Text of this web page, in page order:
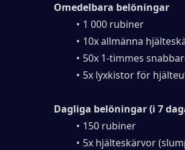
Omedelbara belöningar
1 000 rubiner
10x allmänna
50x 1-timmes
5x lyxkistor för
Dagliga belöningar (i 7
150 rubiner
5x hjälteskärvor